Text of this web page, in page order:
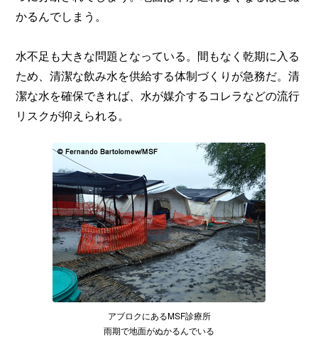
アブロクにあるMSF診療所
雨期で地面がぬかるんでいる
かるんでしまう。
水不足も大きな問題となっている。間もなく乾期に入る
ため、清潔な飲み水を供給する体制づくりが急務だ。清
潔な水を確保できれば、水が媒介するコレラなどの流行
リスクが抑えられる。